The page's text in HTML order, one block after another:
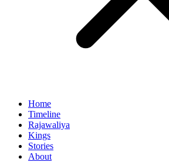
Home
Timeline
Rajawaliya
Kings
Stories
About